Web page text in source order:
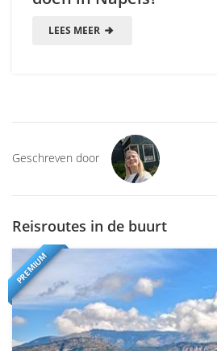
LEES MEER
Geschreven door
Reisroutes in de buurt
PREMIUM